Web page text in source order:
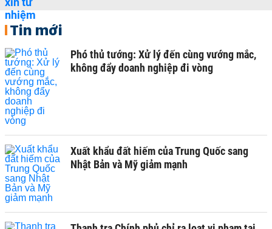
Tin mới
Phó thủ tướng: Xử lý đến cùng vướng mắc,
không đẩy doanh nghiệp đi vòng
Xuất khẩu đất hiếm của Trung Quốc sang
Nhật Bản và Mỹ giảm mạnh